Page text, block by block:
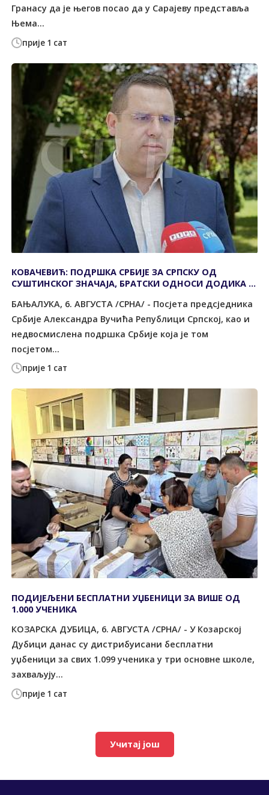
прије 1 сат
Гранасу да је његов посао да у Сарајеву представља
Њема...
прије 1 сат
КОВАЧЕВИЋ: ПОДРШКА СРБИЈЕ ЗА СРПСКУ ОД
СУШТИНСКОГ ЗНАЧАЈА, БРАТСКИ ОДНОСИ ДОДИКА И
БАЊАЛУКА, 6. АВГУСТА /СРНА/ - Посјета предсједника
Србије Александра Вучића Републици Српској, као и
недвосмислена подршка Србије која је том
посјетом...
прије 1 сат
ПОДИЈЕЉЕНИ БЕСПЛАТНИ УЏБЕНИЦИ ЗА ВИШЕ ОД
1.000 УЧЕНИКА
КОЗАРСКА ДУБИЦА, 6. АВГУСТА /СРНА/ - У Козарској
Дубици данас су дистрибуисани бесплатни
уџбеници за свих 1.099 ученика у три основне школе,
захваљују...
Учитај још